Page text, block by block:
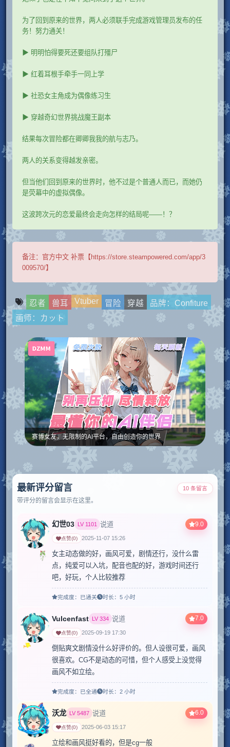
为了回到原来的世界，两人必须联手完成游戏管理员发布的任
务！努力通关！
▶ 明明怕得要死还要组队打殭尸
▶ 红着耳根手牵手一同上学
▶ 社恐女主角成为偶像练习生
▶ 穿越奇幻世界挑战魔王副本
结果每次冒险都在卿卿我我的航与志乃。
两人的关系变得越发亲密。
但当他们回到原来的世界时，他不过是个普通人而已，而她仍
是荧幕中的虚拟偶像。
这波跨次元的恋爱最终会走向怎样的结局呢——！？
备注： 官方中文 补票【https://store.steampowered.com/app/3
009570/】
忍者 兽耳 Vtuber 冒险 穿越
品牌：Confiture
画师：カット
赛博女友，无限制的AI平台，自由创造你的世界
最新评分留言
带评分的留言会显示在这里。
10 条留言
9.0
幻世03 LV 1101 说道
点赞(0) 2025-11-07 15:26
女主动态做的好，画风可爱，剧情还行，没什么雷
点，纯爱可以入坑，配音也配的好，游戏时间还行
吧，好玩，个人比较推荐
完成度： 已通关 时长： 5 小时
7.0
Vulcenfast LV334 说道
点赞(0) 2025-09-19 17:30
倒贴爽文剧情没什么好评价的。但人设很可爱，画风
很喜欢。CG不是动态的可惜，但个人感受上没觉得
画风不如立绘。
完成度： 已全通 时长： 2 小时
6.0
沃龙 LV5487 说道
点赞(0) 2025-06-03 15:17
立绘和画风挺好看的，但是cg一般